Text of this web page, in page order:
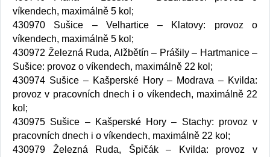
víkendech, maximálně 5 kol;
430970 Sušice – Velhartice – Klatovy: provoz o
víkendech, maximálně 5 kol;
430972 Železná Ruda, Alžbětín – Prášily – Hartmanice –
Sušice: provoz o víkendech, maximálně 22 kol;
430974 Sušice – Kašperské Hory – Modrava – Kvilda:
provoz v pracovních dnech i o víkendech, maximálně 22
kol;
430975 Sušice – Kašperské Hory – Stachy: provoz v
pracovních dnech i o víkendech, maximálně 22 kol;
430979 Železná Ruda, Špičák – Kvilda: provoz v